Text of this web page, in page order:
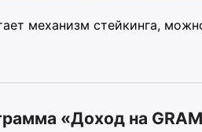
механизм стейкинга,
«Доход на